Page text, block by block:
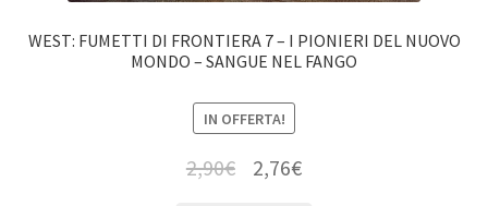
WEST: FUMETTI DI FRONTIERA 7 – I PIONIERI DEL NUOVO
MONDO – SANGUE NEL FANGO
IN OFFERTA!
2,90€ 2,76€